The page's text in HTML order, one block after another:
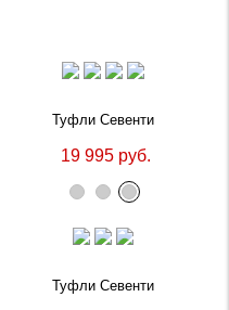
Туфли Севенти
19 995 руб.
Туфли Севенти